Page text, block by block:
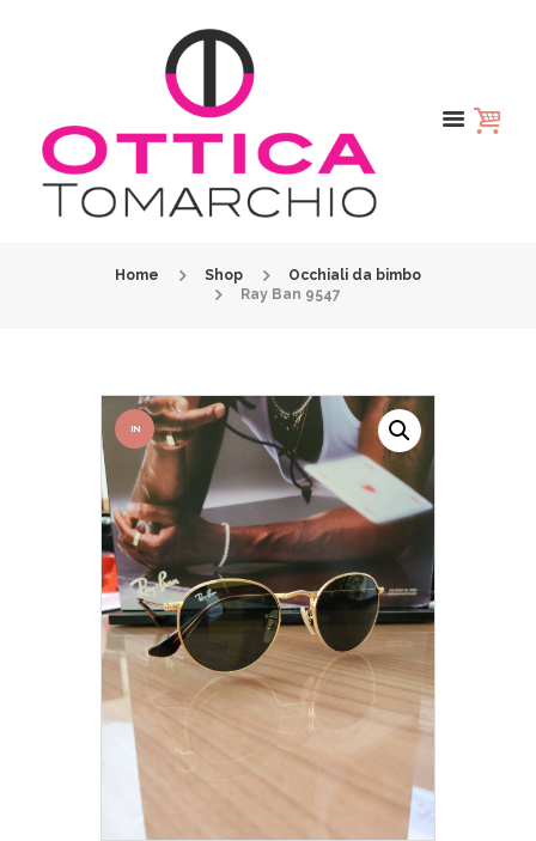
Home Shop
Occhiali da bimbo
Ray Ban 9547
IN
OFFER
TA!